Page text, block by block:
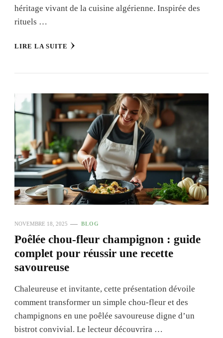
héritage vivant de la cuisine algérienne. Inspirée des
rituels …
LIRE LA SUITE
NOVEMBRE 18, 2025 BLOG
Poêlée chou-fleur champignon : guide
complet pour réussir une recette
savoureuse
Chaleureuse et invitante, cette présentation dévoile
comment transformer un simple chou-fleur et des
champignons en une poêlée savoureuse digne d’un
bistrot convivial. Le lecteur découvrira …